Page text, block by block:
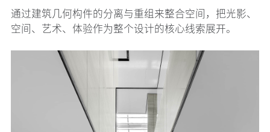
通过建筑几何构件的分离与重组来整合空间，把光影、
空间、艺术、体验作为整个设计的核心线索展开。